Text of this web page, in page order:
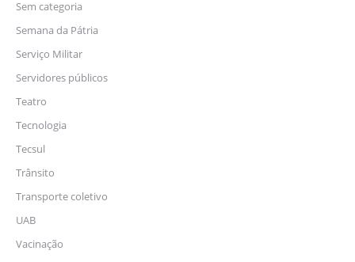
Sem categoria
Semana da Pátria
Serviço Militar
Servidores públicos
Teatro
Tecnologia
Tecsul
Trânsito
Transporte coletivo
UAB
Vacinação